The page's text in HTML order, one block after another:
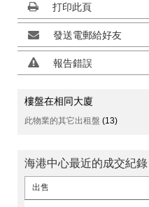
打印此頁
發送電郵給好友
報告錯誤
樓盤在相同大廈
此物業的其它出租盤 (13)
海港中心最近的成交紀錄
出售